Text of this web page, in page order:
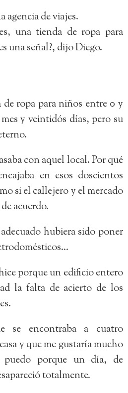
agencia de viajes.
una tienda de ropa para
una señal?, dijo Diego.
ropa para niños entre 0 y
y veintidós días, pero su
con aquel local. Por qué
en esos doscientos
si el callejero y el mercado
acuerdo.
hubiera sido poner
porque un edificio entero
la falta de acierto de los
se encontraba a cuatro
y que me gustaría mucho
puedo porque un día, de
totalmente.